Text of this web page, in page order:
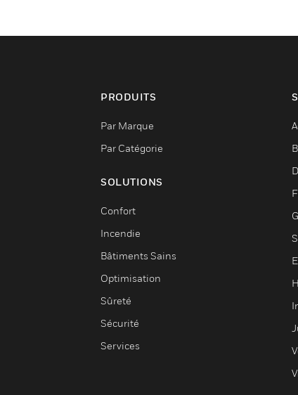
PRODUITS
Par Marque
Par Catégorie
SOLUTIONS
Confort
Incendie
Bâtiments Sains
Optimisation
Sûreté
Sécurité
Services